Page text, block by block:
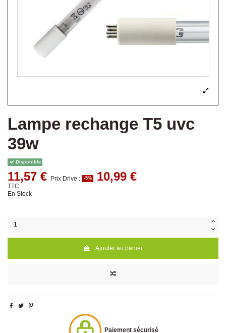
Lampe rechange T5 uvc
39w
Disponible
11,57 € Prix Drive : -5% 10,99 €
TTC
En Stock
Ajouter au panier
Paiement sécurisé